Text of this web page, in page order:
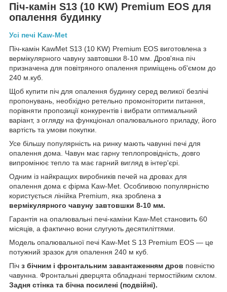
Піч-камін S13 (10 KW) Premium EOS для
опалення будинку
Усі печі Kaw-Met
Піч-камін KawMet S13 (10 KW) Premium EOS виготовлена з
вермікулярного чавуну завтовшки 8-10 мм. Дров'яна піч
призначена для повітряного опалення приміщень об'ємом до
240 м.куб.
Щоб купити піч для опалення будинку серед великої безлічі
пропонувань, необхідно ретельно промоніторити питання,
порівняти пропозиції конкурентів і вибрати оптимальний
варіант, з огляду на функціонал опалювального приладу, його
вартість та умови покупки.
Усе більшу популярність на ринку мають чавунні печі для
опалення дома. Чавун має гарну теплопровідність, довго
випромінює тепло та має гарний вигляд в інтер'єрі.
Одним із найкращих виробників печей на дровах для
опалення дома є фірма Kaw-Met. Особливою популярністю
користується лінійка Premium, яка зроблена з
вермікулярного чавуну завтовшки 8-10 мм.
Гарантія на опалювальні печі-каміни Kaw-Met становить 60
місяців, а фактично вони слугують десятиліттями.
Модель опалювальної печі Kaw-Met S 13 Premium EOS — це
потужний зразок для опалення 240 м куб.
Піч з бічним і фронтальним завантаженням дров повністю
чавунна. Фронтальні дверцята обладнані термостійким склом.
Задня стінка та бічна посилені (подвійні).